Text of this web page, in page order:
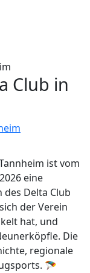
Club in
ist vom
eine
Delta Club
der Verein
hat, und
Die
regionale
🪂